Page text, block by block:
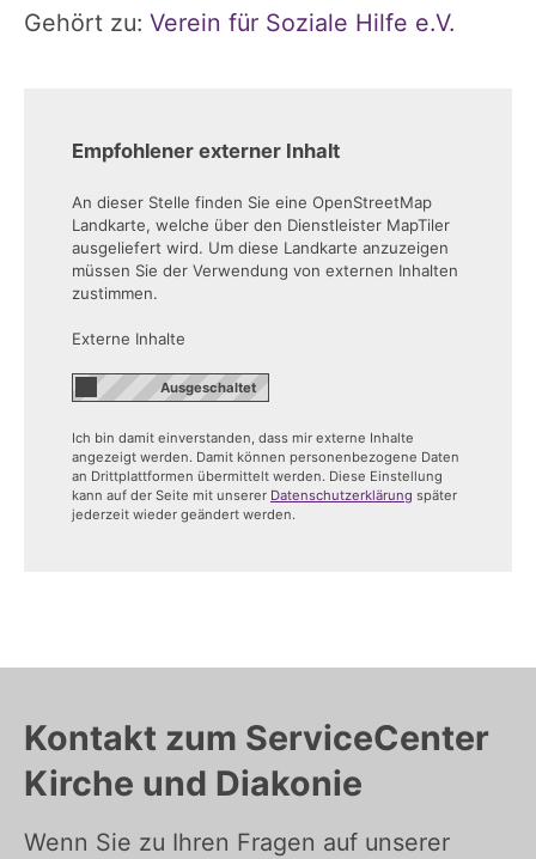
Gehört zu: Verein für Soziale Hilfe e.V.
Empfohlener externer Inhalt
An dieser Stelle finden Sie eine OpenStreetMap
Landkarte, welche über den Dienstleister MapTiler
ausgeliefert wird. Um diese Landkarte anzuzeigen
müssen Sie der Verwendung von externen Inhalten
zustimmen.
Externe Inhalte
Ich bin damit einverstanden, dass mir externe Inhalte
angezeigt werden. Damit können personenbezogene Daten
an Drittplattformen übermittelt werden. Diese Einstellung
kann auf der Seite mit unserer Datenschutzerklärung später
jederzeit wieder geändert werden.
Kontakt zum ServiceCenter
Kirche und Diakonie
Wenn Sie zu Ihren Fragen auf unserer